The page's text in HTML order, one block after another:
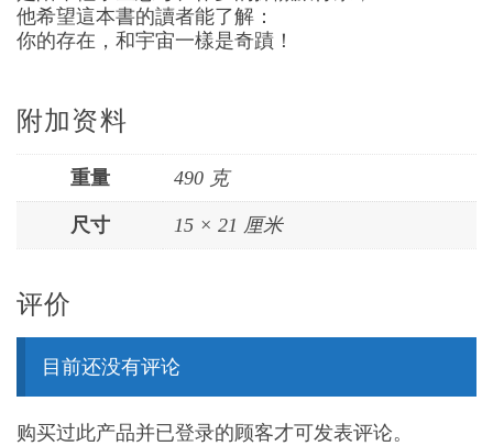
他希望這本書的讀者能了解：
你的存在，和宇宙一樣是奇蹟！
附加资料
重量 490 克
尺寸 15 × 21 厘米
评价
目前还没有评论
购买过此产品并已登录的顾客才可发表评论。